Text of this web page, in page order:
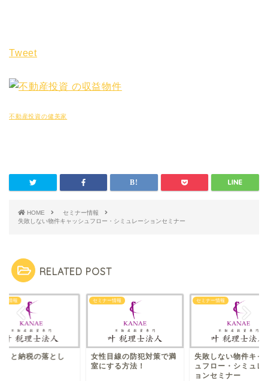
Tweet
不動産投資の健美家
HOME
セミナー情報
失敗しない物件キャッシュフロー・シミュレーションセミナー
RELATED POST
ー情報
さと納税の落とし
セミナー情報
女性目線の防犯対策で満
室にする方法！
セミナー情報
失敗しない物件キャ
ュフロー・シミュレ
ョンセミナー